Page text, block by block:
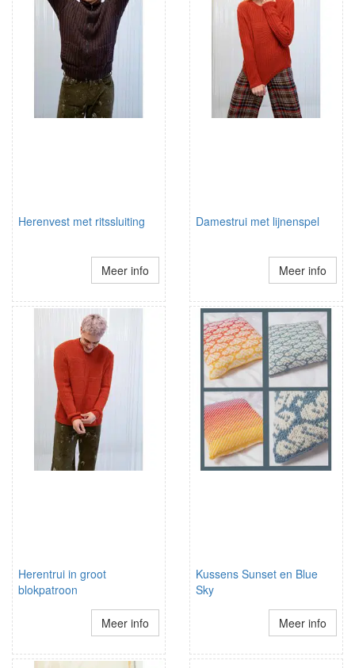
Herenvest met ritssluiting
Meer info
Damestrui met lijnenspel
Meer info
Herentrui in groot
blokpatroon
Meer info
Kussens Sunset en Blue
Sky
Meer info